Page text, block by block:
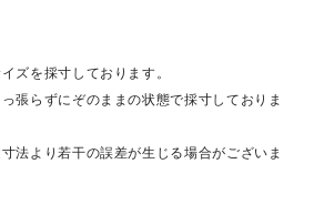
ズを採寸しております。
張らずにぞのままの状態で採寸しておりま
法より若干の誤差が生じる場合がございま